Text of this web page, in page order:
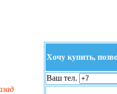
Хочу купить,
Ваш тел.